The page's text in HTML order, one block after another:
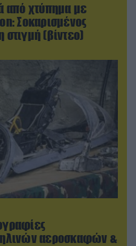
από χτύπημα με
Σοκαρισμένος
(βίντεο)
αεροσκαφών &